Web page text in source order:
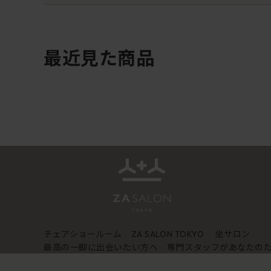
最近見た商品
チェアショールーム ZA SALON TOKYO
坐サロン
最高の一脚に出会いたい方へ 専門スタッフがあなたの